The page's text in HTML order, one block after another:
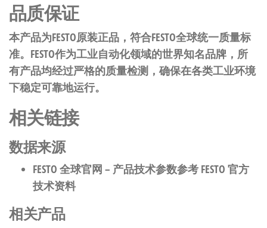
品质保证
本产品为FESTO原装正品，符合FESTO全球统一质量标
准。FESTO作为工业自动化领域的世界知名品牌，所
有产品均经过严格的质量检测，确保在各类工业环境
下稳定可靠地运行。
相关链接
数据来源
FESTO 全球官网 – 产品技术参数参考 FESTO 官方
技术资料
相关产品